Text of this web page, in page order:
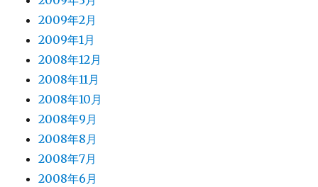
2009年2月
2009年1月
2008年12月
2008年11月
2008年10月
2008年9月
2008年8月
2008年7月
2008年6月